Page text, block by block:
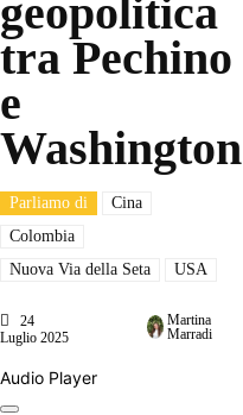
geopolitica
tra Pechino
e
Washington
Parliamo di
Cina
Colombia
Nuova Via della Seta
USA
24
Luglio 2025
Martina
Marradi
Audio Player